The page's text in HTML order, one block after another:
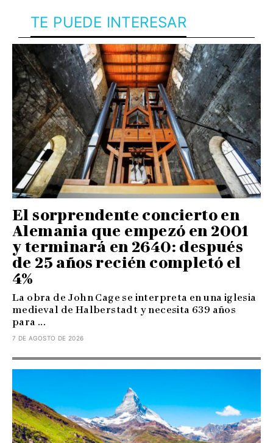
TE PUEDE INTERESAR
El sorprendente concierto en
Alemania que empezó en 2001
y terminará en 2640: después
de 25 años recién completó el
4%
La obra de John Cage se interpreta en una iglesia
medieval de Halberstadt y necesita 639 años
para ...
7 DE AGOSTO DE 2026